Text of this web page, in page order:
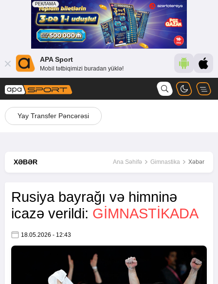
APA Sport
Mobil tətbiqimizi buradan yüklə!
Yay Transfer Pəncərəsi
XƏBƏR Ana Səhifə Gimnastika Xəbər
Rusiya bayrağı və himninə
icazə verildi: GİMNASTİKADA
18.05.2026 - 12:43